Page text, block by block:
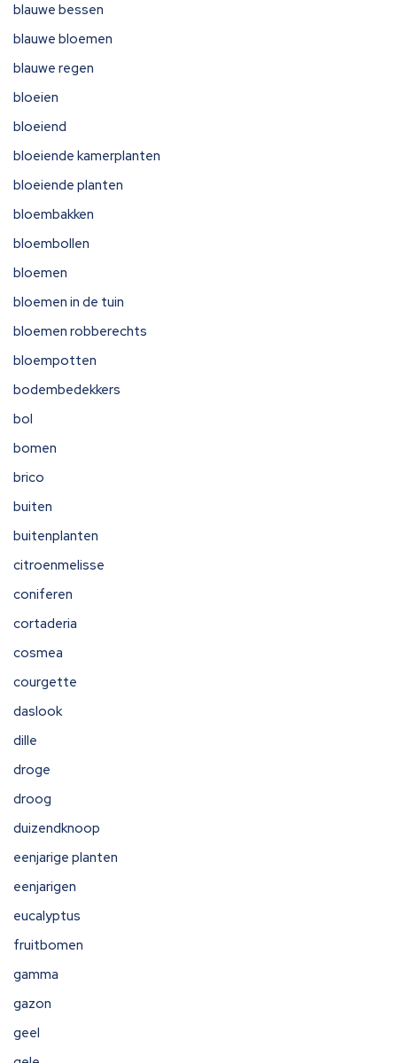
blauwe bessen
blauwe bloemen
blauwe regen
bloeien
bloeiend
bloeiende kamerplanten
bloeiende planten
bloembakken
bloembollen
bloemen
bloemen in de tuin
bloemen robberechts
bloempotten
bodembedekkers
bol
bomen
brico
buiten
buitenplanten
citroenmelisse
coniferen
cortaderia
cosmea
courgette
daslook
dille
droge
droog
duizendknoop
eenjarige planten
eenjarigen
eucalyptus
fruitbomen
gamma
gazon
geel